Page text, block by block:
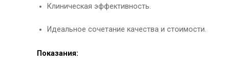
Клиническая эффективность.
Идеальное сочетание качества и стоимости.
Показания: